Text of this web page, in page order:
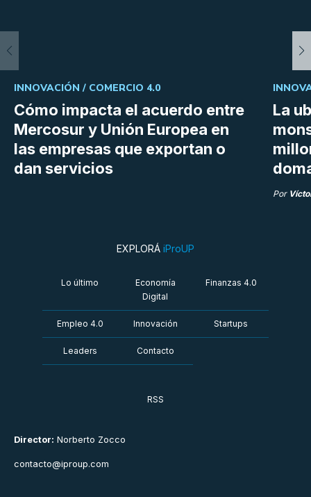
Cómo impacta el acuerdo entre
Mercosur y Unión Europea en
las empresas que exportan o
dan servicios
INNOVACIÓN / COMERCIO 4.0
La
Por
Director: Norberto Zocco
contacto@iproup.com
EXPLORÁ iProUP
Lo último
Economía
Digital
Finanzas 4.0
Empleo 4.0 Innovación Startups
Leaders Contacto
RSS